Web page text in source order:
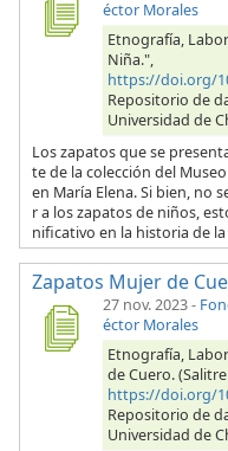
éctor Morales
Etnografía,
Niña.",
https://doi.org/
Repositorio de
Universidad de
Los zapatos que se
te de la colección del
en María Elena. Si bien, no
r a los zapatos de niños,
nificativo en la historia de
Zapatos Mujer de
27 nov. 2023-
éctor Morales
Etnografía,
de Cuero.
https://doi.org/
Repositorio de
Universidad de